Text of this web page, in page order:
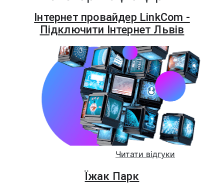
Інтернет провайдер LinkCom -
Підключити Інтернет Львів
Читати відгуки
Їжак Парк